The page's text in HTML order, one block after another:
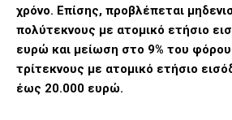
χρόνο. Επίσης, προβλέπεται
πολύτεκνους με ατομικό ετήσιο
ευρώ και μείωση στο 9% του φόρου
τρίτεκνους με ατομικό ετήσιο
έως 20.000 ευρώ.